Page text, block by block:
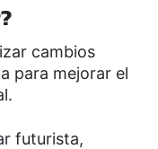
cambios
para mejorar el
futurista,